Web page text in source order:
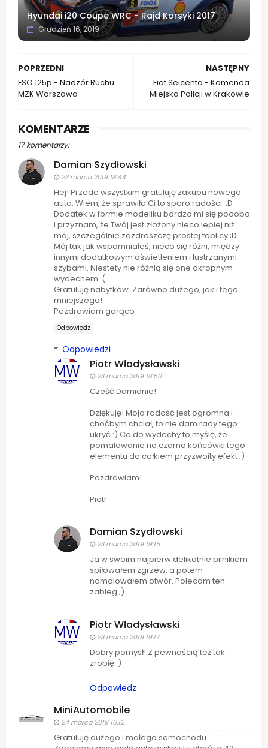
Hyundai i20 Coupe WRC - Rajd Korsyki 2017
Grudzień 16, 2019
NASTĘPNY
Fiat Seicento - Komenda
Miejska Policji w Krakowie
POPRZEDNI
FSO 125p - Nadzór Ruchu
MZK Warszawa
KOMENTARZE
17 komentarzy:
Damian Szydłowski
23 marca 2019 18:44
Hej! Przede wszystkim gratuluję zakupu nowego
auta. Wiem, że sprawiło Ci to sporo radości. :D
Dodatek w formie modeliku bardzo mi się podoba
i przyznam, że Twój jest złożony nieco lepiej niż
mój, szczególnie zazdroszczę prostej tablicy ;D
Mój tak jak wspomniałeś, nieco się różni, między
innymi dodatkowym oświetleniem i lustrzanymi
szybami. Niestety nie różnią się one okropnym
wydechem :(
Gratuluję nabytków. Zarówno dużego, jak i tego
mniejszego!
Pozdrawiam gorąco
Odpowiedz
Odpowiedzi
Piotr Władysławski
23 marca 2019 18:50
Cześć Damianie!
Dziękuję! Moja radość jest ogromna i
choćbym chciał, to nie dam rady tego
ukryć :) Co do wydechy to myślę, że
pomalowanie na czarno końcówki tego
elementu da całkiem przyzwoity efekt ;)
Pozdrawiam!
Piotr
Damian Szydłowski
23 marca 2019 19:15
Ja w swoim najpierw delikatnie pilnikiem
spiłowałem zgrzew, a potem
namalowałem otwór. Polecam ten
zabieg ;)
Piotr Władysławski
23 marca 2019 19:17
Dobry pomysł! Z pewnością też tak
zrobię :)
Odpowiedz
MiniAutomobile
24 marca 2019 16:12
Gratuluję dużego i małego samochodu.